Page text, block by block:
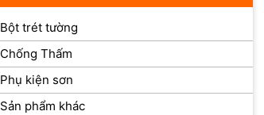
Bột trét tường
Chống Thấm
Phụ kiện sơn
Sản phẩm khác